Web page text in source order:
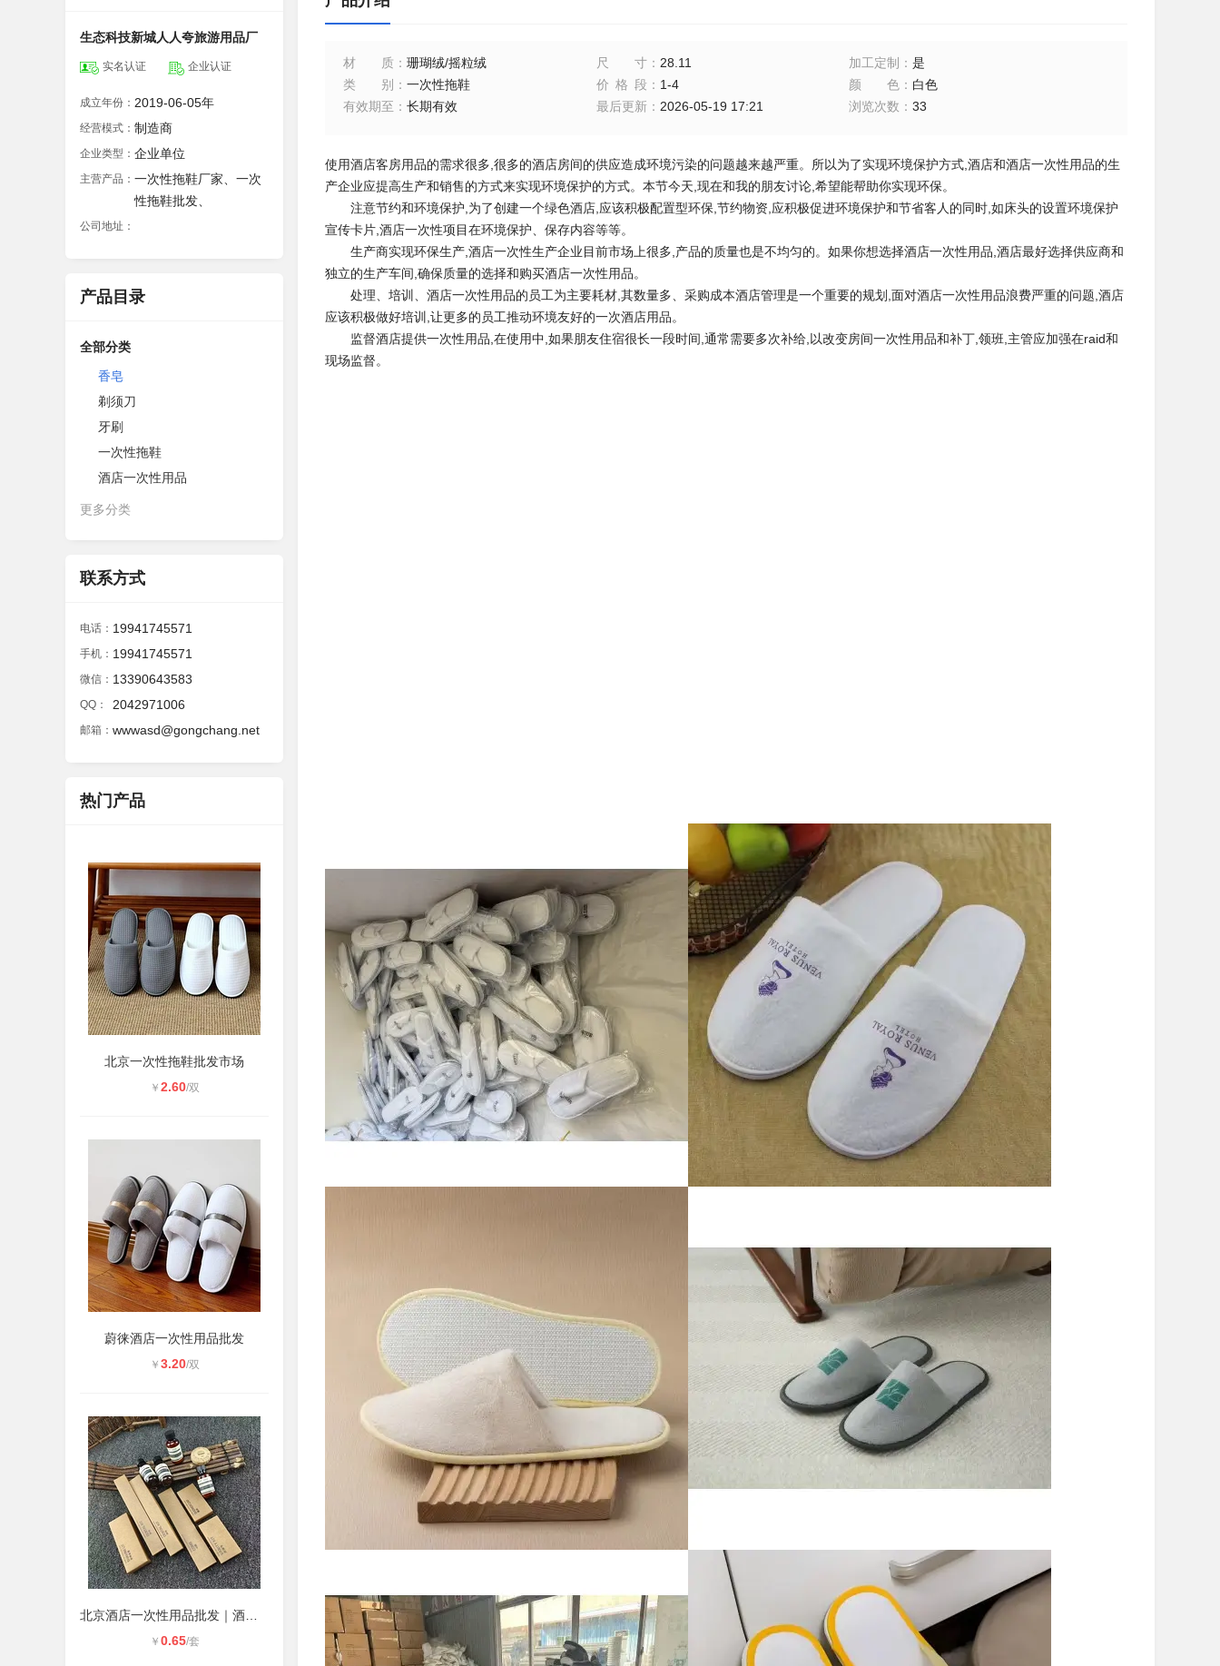
生态科技新城人人夸旅游用品厂
实名认证 企业认证
成立年份： 2019-06-05年
经营模式： 制造商
企业类型： 企业单位
主营产品： 一次性拖鞋厂家、一次
性拖鞋批发、
公司地址：
产品目录
全部分类
香皂
剃须刀
牙刷
一次性拖鞋
酒店一次性用品
更多分类
联系方式
电话： 19941745571
手机： 19941745571
微信： 13390643583
QQ： 2042971006
邮箱： wwwasd@gongchang.net
热门产品
北京一次性拖鞋批发市场
￥ 2.60/双
蔚徕酒店一次性用品批发
￥ 3.20/双
￥ 0.65/套
材质 ： 珊瑚绒/摇粒绒 尺寸： 28.11 加工定制 ：是
类别 ： 一次性拖鞋 价格段： 1-4 颜色 ： 白色
有效期至 ： 长期有效 最后更新： 2026-05-19 17:21 浏览次数 ：33
使用酒店客房用品的需求很多,很多的酒店房间的供应造成环境污染的问题越来越严重。所以为了实现环境保护方式,酒店和酒店一次性用品的生
产企业应提高生产和销售的方式来实现环境保护的方式。本节今天,现在和我的朋友讨论,希望能帮助你实现环保。
注意节约和环境保护,为了创建一个绿色酒店,应该积极配置型环保,节约物资,应积极促进环境保护和节省客人的同时,如床头的设置环境保护
宣传卡片,酒店一次性项目在环境保护、保存内容等等。
生产商实现环保生产,酒店一次性生产企业目前市场上很多,产品的质量也是不均匀的。如果你想选择酒店一次性用品,酒店最好选择供应商和
独立的生产车间,确保质量的选择和购买酒店一次性用品。
处理、培训、酒店一次性用品的员工为主要耗材,其数量多、采购成本酒店管理是一个重要的规划,面对酒店一次性用品浪费严重的问题,酒店
应该积极做好培训,让更多的员工推动环境友好的一次酒店用品。
监督酒店提供一次性用品,在使用中,如果朋友住宿很长一段时间,通常需要多次补给,以改变房间一次性用品和补丁,领班,主管应加强在raid和
现场监督。